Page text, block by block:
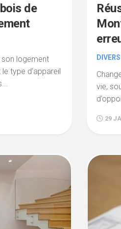
de
son logement
type d’appareil
DIVERS
vie,
29